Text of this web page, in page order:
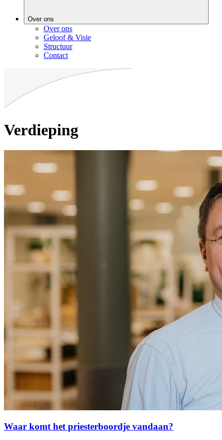
Over ons
Over ons
Geloof & Visie
Structuur
Contact
Verdieping
Waar komt het priesterboordje vandaan?